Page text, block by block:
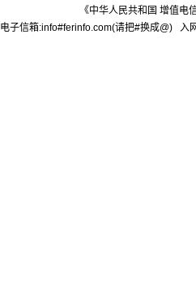
《中华人民共和国 增值电
电子信箱:info#ferinfo.com(请把#换成@)